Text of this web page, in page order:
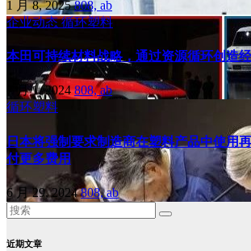
1 月 8, 2025808, ab
企业动态循环塑料
本田可持续材料战略，通过资源循环创造
7 月 1, 2024808, ab
循环塑料
日本将强制要求制造商在塑料产品中使用
付更多费用
6 月 29, 2024808, ab
近期文章